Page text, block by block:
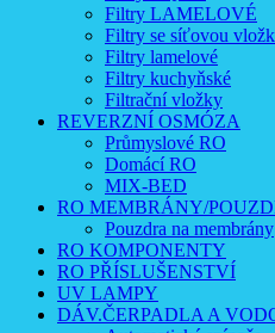
Filtry LAMELOVÉ
Filtry se síťovou
Filtry lamelové
Filtry kuchyňské
Filtrační vložky
REVERZNÍ OSMÓZA
Průmyslové RO
Domácí RO
MIX-BED
RO MEMBRÁNY/
Pouzdra na membrány
RO KOMPONENTY
RO PŘÍSLUŠENSTVÍ
UV LAMPY
DÁV.ČERPADLA A